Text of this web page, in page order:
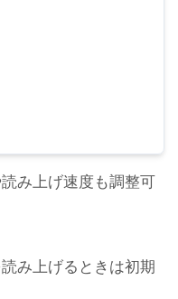
み上げ速度も調整可
み上げるときは初期